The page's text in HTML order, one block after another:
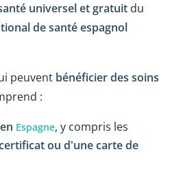
universel et gratuit du
de santé espagnol
peuvent bénéficier des soins
:
Espagne, y compris les
ou d'une carte de